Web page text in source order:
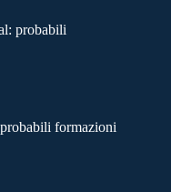
probabili
formazioni